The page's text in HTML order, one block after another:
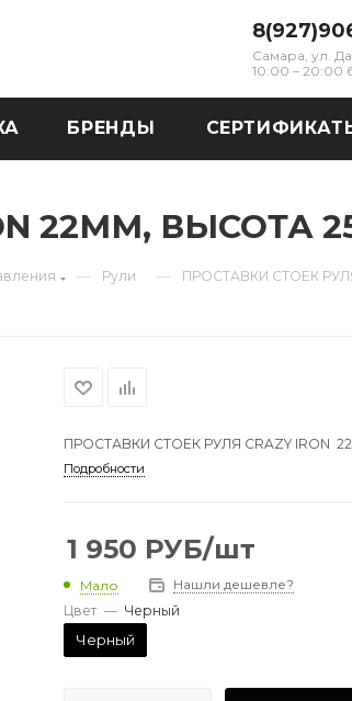
Самара, ул.
10:00 – 20:00
БРЕНДЫ
22ММ, ВЫСОТА
— Рули — ПРОСТАВКИ СТОЕК
ПРОСТАВКИ СТОЕК РУЛЯ CRAZY IRON
Подробности
1 950 РУБ/шт
Мало
Нашли дешевле?
Цвет — Черный
Черный